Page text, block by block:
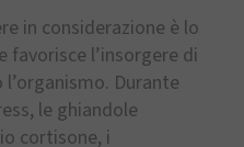
in considerazione è lo
favorisce l’insorgere di
Durante
le ghiandole
cortisone, i